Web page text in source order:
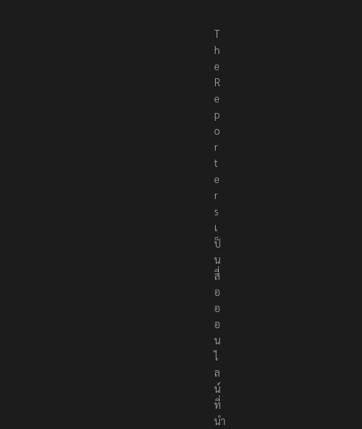
T
h
e
R
e
p
o
r
t
e
r
s
เ
ป็
น
สื่
อ
อ
อ
น
ไ
ล
น์
ที่
นำ